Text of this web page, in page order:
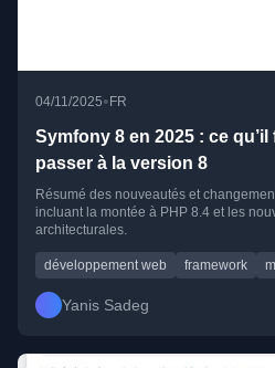
04/11/2025•FR
Symfony 8 en 2025 : ce
passer à la version 8
Résumé des nouveautés et
incluant la montée à PHP 8.4 et les
architecturales.
développement web framework
Yanis Sadeg